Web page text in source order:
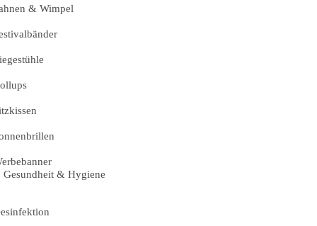
& Wimpel
Gesundheit & Hygiene